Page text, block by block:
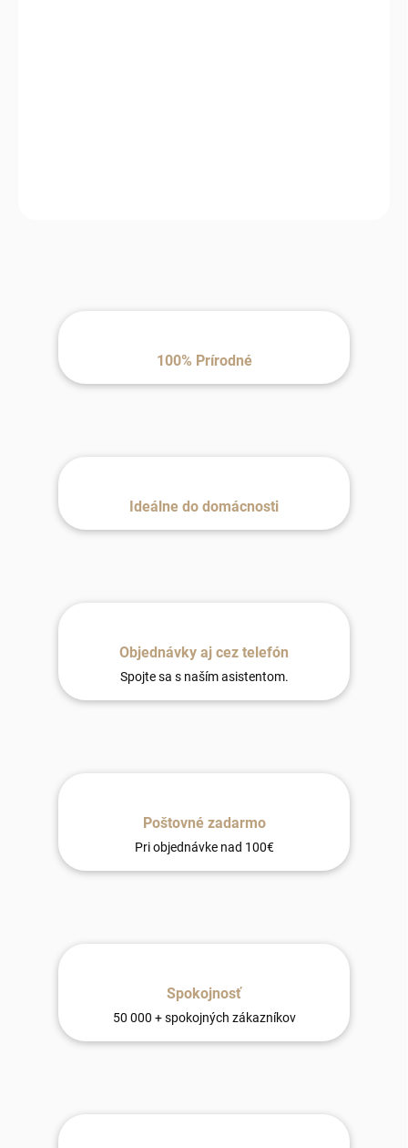
100% Prírodné
Ideálne do domácnosti
Objednávky aj cez telefón
Spojte sa s naším asistentom.
Poštovné zadarmo
Pri objednávke nad 100€
Spokojnosť
50 000 + spokojných zákazníkov